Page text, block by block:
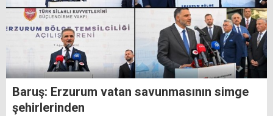
Baruş: Erzurum vatan savunmasının simge
şehirlerinden